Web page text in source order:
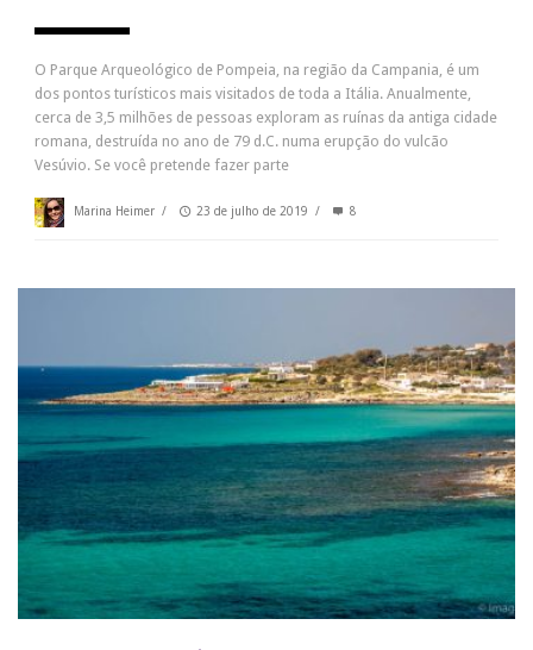
O Parque Arqueológico de Pompeia, na região da Campania, é um
dos pontos turísticos mais visitados de toda a Itália. Anualmente,
cerca de 3,5 milhões de pessoas exploram as ruínas da antiga cidade
romana, destruída no ano de 79 d.C. numa erupção do vulcão
Vesúvio. Se você pretende fazer parte
Marina Heimer / 23 de julho de 2019 / 8